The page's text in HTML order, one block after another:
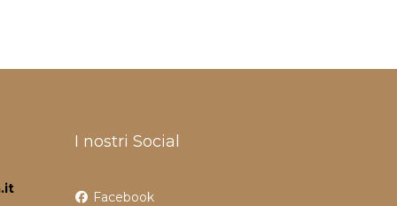
I nostri Social
Facebook